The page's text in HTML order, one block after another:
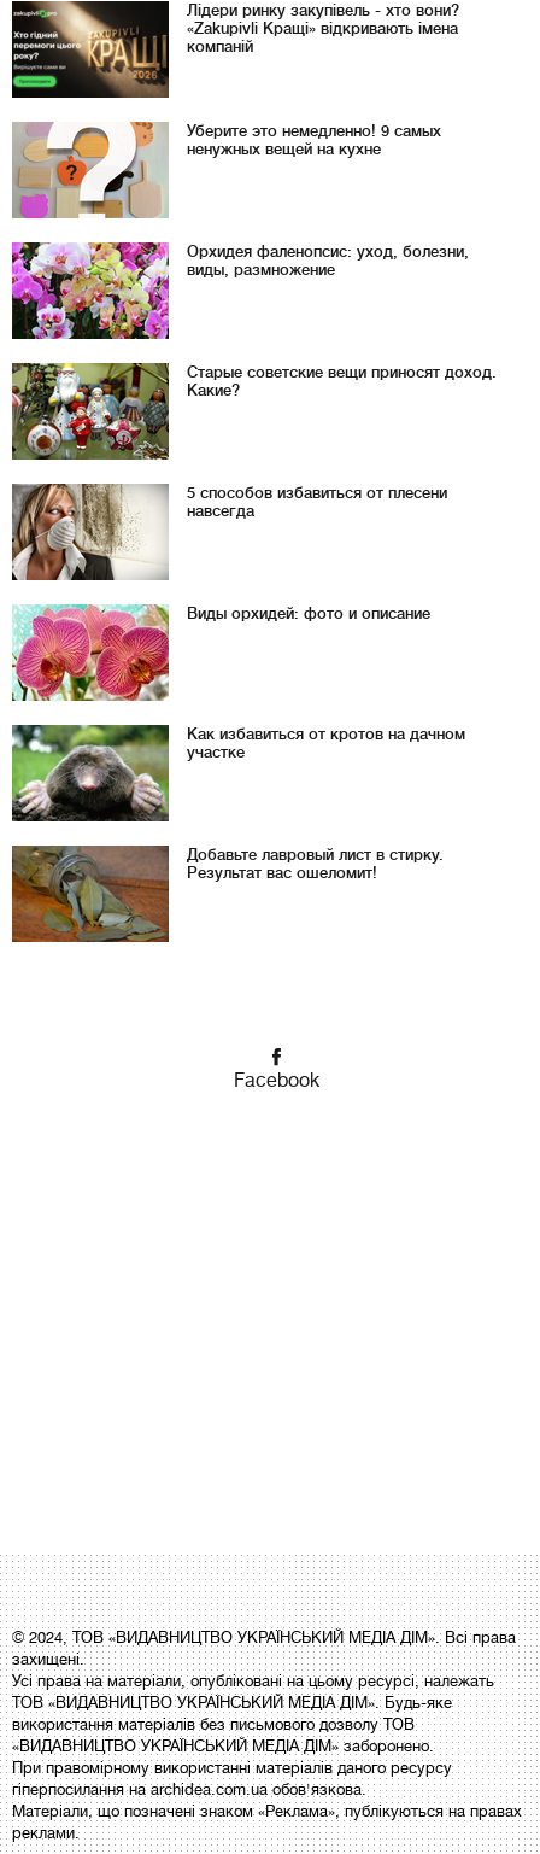
Лідери ринку закупівель - хто вони?
«Zakupivli Кращі» відкривають імена
компаній
Уберите это немедленно! 9 самых
ненужных вещей на кухне
Орхидея фаленопсис: уход, болезни,
виды, размножение
Старые советские вещи приносят доход.
Какие?
5 способов избавиться от плесени
навсегда
Виды орхидей: фото и описание
Как избавиться от кротов на дачном
участке
Добавьте лавровый лист в стирку.
Результат вас ошеломит!
Facebook
© 2024, ТОВ «ВИДАВНИЦТВО УКРАЇНСЬКИЙ МЕДІА ДІМ». Всі права
захищені.
Усі права на матеріали, опубліковані на цьому ресурсі, належать
ТОВ «ВИДАВНИЦТВО УКРАЇНСЬКИЙ МЕДІА ДІМ». Будь-яке
використання матеріалів без письмового дозволу ТОВ
«ВИДАВНИЦТВО УКРАЇНСЬКИЙ МЕДІА ДІМ» заборонено.
При правомірному використанні матеріалів даного ресурсу
гіперпосилання на archidea.com.ua обов'язкова.
Матеріали, що позначені знаком «Реклама», публікуються на правах
реклами.